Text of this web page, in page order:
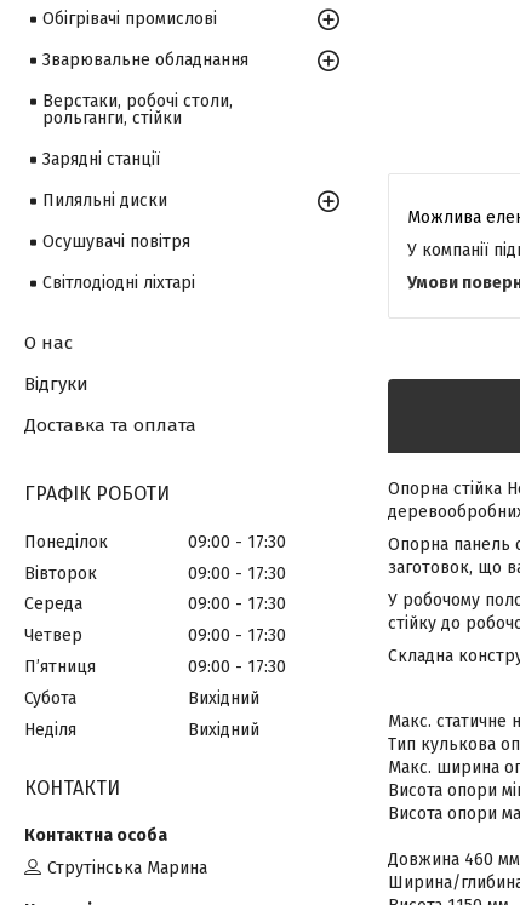
У компанії
Опорна стійка
Опорна панель
заготовок, що
У робочому
стійку до
Складна
Макс. статичне
Тип кулькова
Макс. ширина
Висота опори
Висота опори
Довжина 460 мм
Ширина/
Обігрівачі промислові
Зварювальне обладнання
Верстаки, робочі столи,
рольганги, стійки
Зарядні станції
Пиляльні диски
Осушувачі повітря
Світлодіодні ліхтарі
О нас
Відгуки
Доставка та оплата
ГРАФІК РОБОТИ
Понеділок 09:00
17:30
Вівторок
09:00
17:30
Середа
09:00
17:30
Четвер
09:00
17:30
Пʼятниця
09:00
17:30
Субота
Вихідний
Неділя
Вихідний
КОНТАКТИ
Струтінська Марина